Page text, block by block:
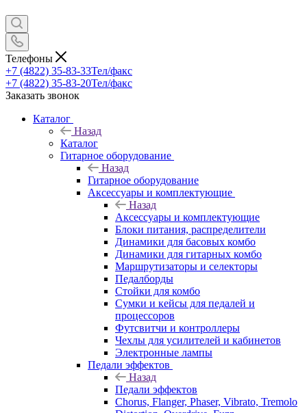
Телефоны
+7 (4822) 35-83-33Тел/факс
+7 (4822) 35-83-20Тел/факс
Заказать звонок
Каталог
Назад
Каталог
Гитарное оборудование
Назад
Гитарное оборудование
Аксессуары и комплектующие
Назад
Аксессуары и комплектующие
Блоки питания, распределители
Динамики для басовых комбо
Динамики для гитарных комбо
Маршрутизаторы и селекторы
Педалборды
Стойки для комбо
Сумки и кейсы для педалей и
процессоров
Футсвитчи и контроллеры
Чехлы для усилителей и кабинетов
Электронные лампы
Педали эффектов
Назад
Педали эффектов
Chorus, Flanger, Phaser, Vibrato, Tremolo